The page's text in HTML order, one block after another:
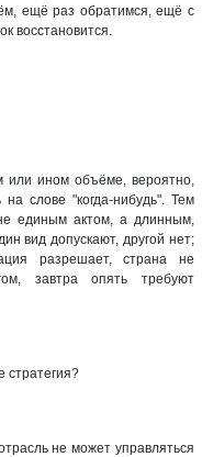
ещё раз обратимся, ещё с
восстановится.
или ином объёме, вероятно,
слове "когда-нибудь". Тем
единым актом, а длинным,
вид допускают, другой нет;
разрешает, страна не
завтра опять требуют
стратегия?
не может управляться